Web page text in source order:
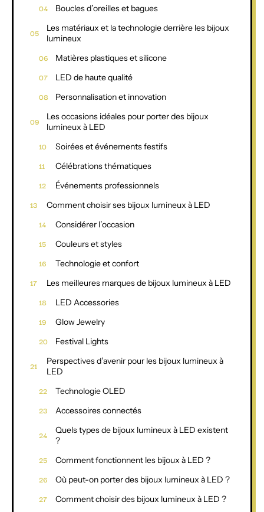
Boucles d’oreilles et bagues
Les matériaux et la technologie derrière les bijoux
lumineux
Matières plastiques et silicone
LED de haute qualité
Personnalisation et innovation
Les occasions idéales pour porter des bijoux
lumineux à LED
Soirées et événements festifs
Célébrations thématiques
Événements professionnels
Comment choisir ses bijoux lumineux à LED
Considérer l’occasion
Couleurs et styles
Technologie et confort
Les meilleures marques de bijoux lumineux à LED
LED Accessories
Glow Jewelry
Festival Lights
Perspectives d’avenir pour les bijoux lumineux à
LED
Technologie OLED
Accessoires connectés
Quels types de bijoux lumineux à LED existent
?
Comment fonctionnent les bijoux à LED ?
Où peut-on porter des bijoux lumineux à LED ?
Comment choisir des bijoux lumineux à LED ?